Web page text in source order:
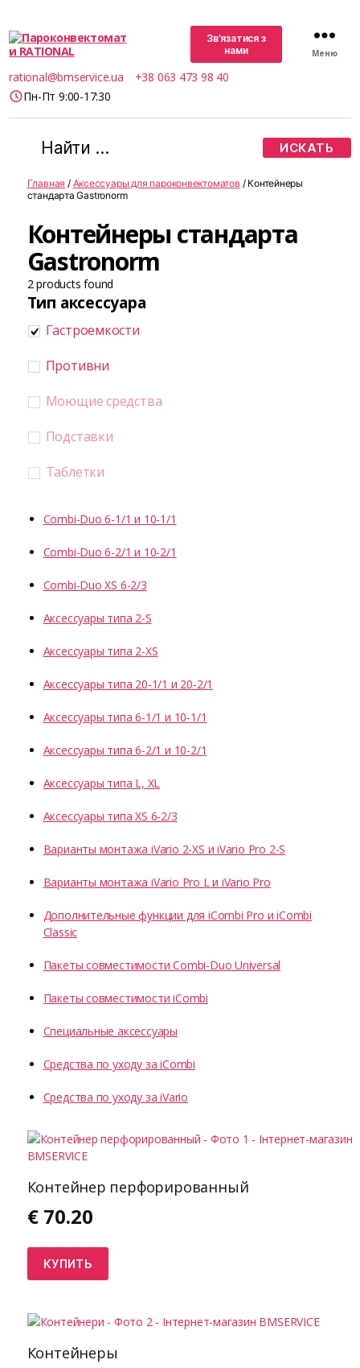
RATIONAL
Зв’язатися з
нами
rational@bmservice.ua
+38 063 473 98 40
Пн-Пт 9:00-17:30
Меню
Поиск:
Главная / Аксессуары для пароконвектоматов / Контейнеры
стандарта Gastronorm
Контейнеры стандарта
Gastronorm
2products found
Тип аксессуара
Гастроемкости
Противни
Моющие средства
Подставки
Таблетки
Combi-Duo 6-1/1 и 10-1/1
Combi-Duo 6-2/1 и 10-2/1
Combi-Duo XS 6-2/3
Аксессуары типа 2-S
Аксессуары типа 2-XS
Аксессуары типа 20-1/1 и 20-2/1
Аксессуары типа 6-1/1 и 10-1/1
Аксессуары типа 6-2/1 и 10-2/1
Аксессуары типа L, XL
Аксессуары типа XS 6-2/3
Варианты монтажа iVario 2-XS и iVario Pro 2-S
Варианты монтажа iVario Pro L и iVario Pro
Дополнительные функции для iCombi Pro и iCombi
Classic
Пакеты совместимости Combi-Duo Universal
Пакеты совместимости iCombi
Специальные аксессуары
Средства по уходу за iCombi
Средства по уходу за iVario
Контейнер перфорированный
€ 70.20
КУПИТЬ
Контейнеры